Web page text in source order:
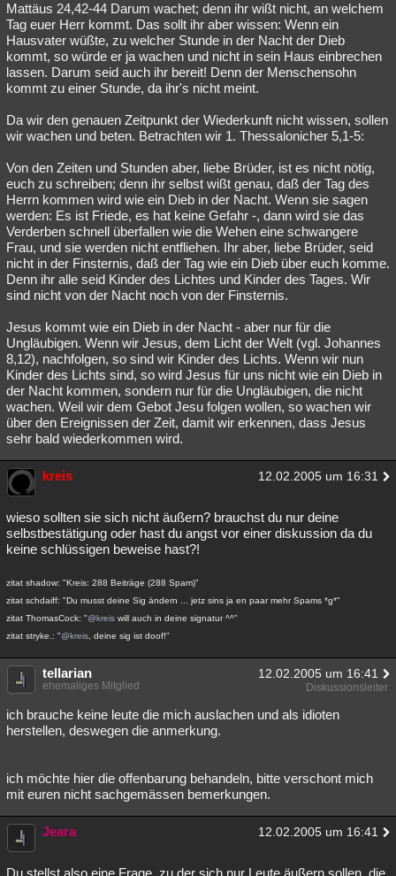
Mattäus 24,42-44 Darum wachet; denn ihr wißt nicht, an welchem
Tag euer Herr kommt. Das sollt ihr aber wissen: Wenn ein
Hausvater wüßte, zu welcher Stunde in der Nacht der Dieb
kommt, so würde er ja wachen und nicht in sein Haus einbrechen
lassen. Darum seid auch ihr bereit! Denn der Menschensohn
kommt zu einer Stunde, da ihr's nicht meint.
Da wir den genauen Zeitpunkt der Wiederkunft nicht wissen, sollen
wir wachen und beten. Betrachten wir 1. Thessalonicher 5,1-5:
Von den Zeiten und Stunden aber, liebe Brüder, ist es nicht nötig,
euch zu schreiben; denn ihr selbst wißt genau, daß der Tag des
Herrn kommen wird wie ein Dieb in der Nacht. Wenn sie sagen
werden: Es ist Friede, es hat keine Gefahr -, dann wird sie das
Verderben schnell überfallen wie die Wehen eine schwangere
Frau, und sie werden nicht entfliehen. Ihr aber, liebe Brüder, seid
nicht in der Finsternis, daß der Tag wie ein Dieb über euch komme.
Denn ihr alle seid Kinder des Lichtes und Kinder des Tages. Wir
sind nicht von der Nacht noch von der Finsternis.
Jesus kommt wie ein Dieb in der Nacht - aber nur für die
Ungläubigen. Wenn wir Jesus, dem Licht der Welt (vgl. Johannes
8,12), nachfolgen, so sind wir Kinder des Lichts. Wenn wir nun
Kinder des Lichts sind, so wird Jesus für uns nicht wie ein Dieb in
der Nacht kommen, sondern nur für die Ungläubigen, die nicht
wachen. Weil wir dem Gebot Jesu folgen wollen, so wachen wir
über den Ereignissen der Zeit, damit wir erkennen, dass Jesus
sehr bald wiederkommen wird.
kreis 12.02.2005 um 16:31
wieso sollten sie sich nicht äußern? brauchst du nur deine
selbstbestätigung oder hast du angst vor einer diskussion da du
keine schlüssigen beweise hast?!
zitat shadow: "Kreis: 288 Beiträge (288 Spam)"
zitat schdaiff: "Du musst deine Sig ändern ... jetz sins ja en paar mehr Spams *g*"
zitat ThomasCock: "@kreis will auch in deine signatur ^^"
zitat stryke.: "@kreis , deine sig ist doof!"
tellarian 12.02.2005 um 16:41
ehemaliges Mitglied Diskussionsleiter
ich brauche keine leute die mich auslachen und als idioten
herstellen, deswegen die anmerkung.
ich möchte hier die offenbarung behandeln, bitte verschont mich
mit euren nicht sachgemässen bemerkungen.
Jeara 12.02.2005 um 16:41
Du stellst also eine Frage, zu der sich nur Leute äußern sollen, die